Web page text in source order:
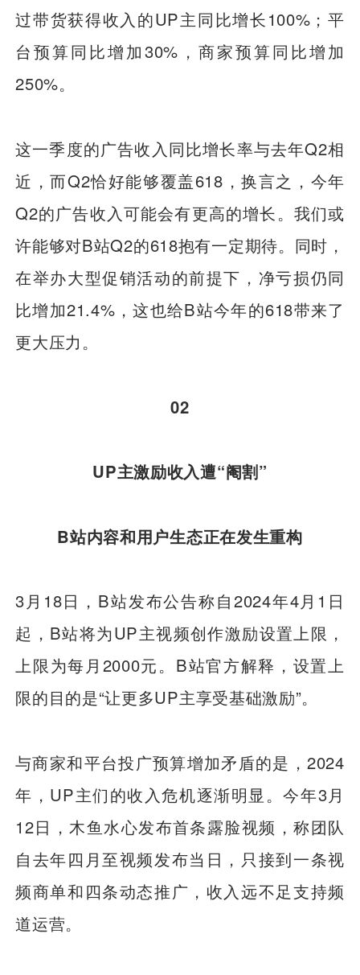
过带货获得收入的UP主同比增长100%；平
台预算同比增加30%，商家预算同比增加
250%。
这一季度的广告收入同比增长率与去年Q2相
近，而Q2恰好能够覆盖618，换言之，今年
Q2的广告收入可能会有更高的增长。我们或
许能够对B站Q2的618抱有一定期待。同时，
在举办大型促销活动的前提下，净亏损仍同
比增加21.4%，这也给B站今年的618带来了
更大压力。
02
UP主激励收入遭“阉割”
B站内容和用户生态正在发生重构
3月18日，B站发布公告称自2024年4月1日
起，B站将为UP主视频创作激励设置上限，
上限为每月2000元。B站官方解释，设置上
限的目的是“让更多UP主享受基础激励”。
与商家和平台投广预算增加矛盾的是，2024
年，UP主们的收入危机逐渐明显。今年3月
12日，木鱼水心发布首条露脸视频，称团队
自去年四月至视频发布当日，只接到一条视
频商单和四条动态推广，收入远不足支持频
道运营。